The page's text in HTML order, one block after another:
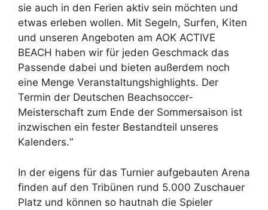
sie auch in den Ferien aktiv sein möchten und
etwas erleben wollen. Mit Segeln, Surfen, Kiten
und unseren Angeboten am AOK ACTIVE
BEACH haben wir für jeden Geschmack das
Passende dabei und bieten außerdem noch
eine Menge Veranstaltungshighlights. Der
Termin der Deutschen Beachsoccer-
Meisterschaft zum Ende der Sommersaison ist
inzwischen ein fester Bestandteil unseres
Kalenders.“
In der eigens für das Turnier aufgebauten Arena
finden auf den Tribünen rund 5.000 Zuschauer
Platz und können so hautnah die Spieler